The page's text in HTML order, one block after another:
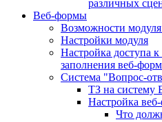
различных
Веб-формы
Возможности
Настройки модуля
Настройка доступа
заполнения веб-
Система "Вопрос-
ТЗ на систему
Настройка
Что